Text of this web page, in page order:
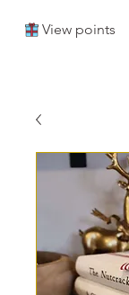
View points